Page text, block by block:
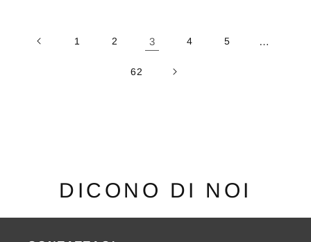
1 2 3 4 5 …
62
DICONO DI NOI